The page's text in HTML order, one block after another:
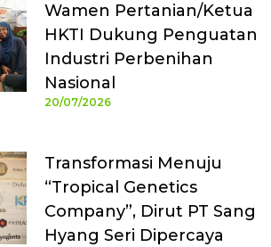
Wamen Pertanian/Ketua
HKTI Dukung Penguatan
Industri Perbenihan
Nasional
20/07/2026
Transformasi Menuju
“Tropical Genetics
Company”, Dirut PT Sang
Hyang Seri Dipercaya